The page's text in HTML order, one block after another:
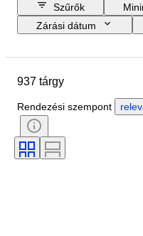
Szűrők
Zárási dátum
Country of origin
Téma
Stílus
Aláírás
Óraszerkezet
937 tárgy
Rendezési szempont